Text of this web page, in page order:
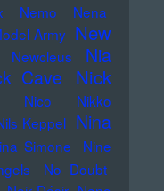
Nemo
Nena
Army New
Newcleus
Nia
Cave
Nick
Nico
Nikko
Keppel Nina
Simone
Nine
No Doubt